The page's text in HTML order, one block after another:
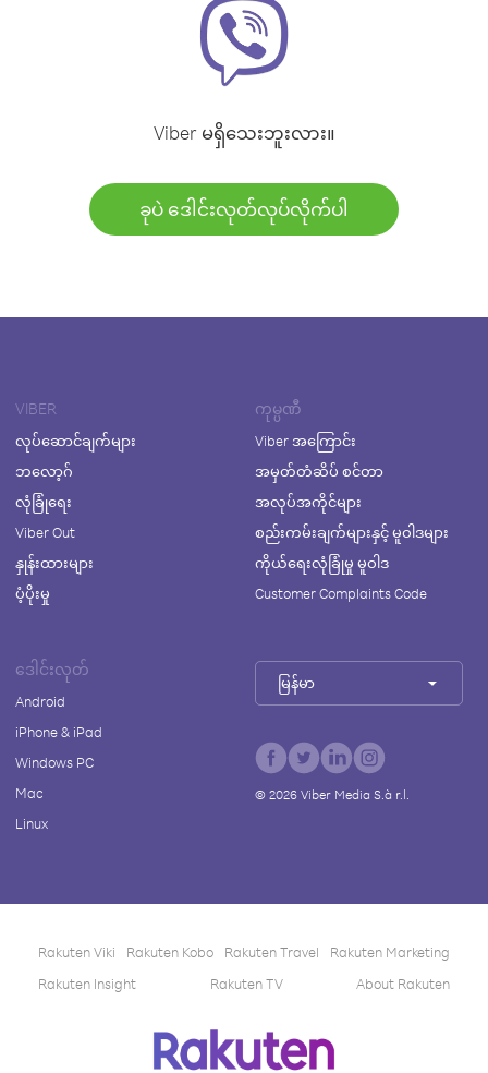
Viber မရှိသေးဘူးလား။
ခုပဲ ဒေါင်းလုတ်လုပ်လိုက်ပါ
VIBER
လုပ်ဆောင်ချက်များ
ဘလော့ဂ်
လုံခြုံရေး
Viber Out
နှုန်းထားများ
ပံ့ပိုးမှု
ကုမ္ပဏီ
Viber အကြောင်း
အမှတ်တံဆိပ် စင်တာ
အလုပ်အကိုင်များ
စည်းကမ်းချက်များနှင့် မူဝါဒများ
ကိုယ်ရေးလုံခြုံမှု မူဝါဒ
Customer Complaints Code
ဒေါင်းလုတ်
Android
iPhone & iPad
Windows PC
Mac
Linux
မြန်မာ
© 2026Viber Media S.à r.l.
Rakuten Viki Rakuten Kobo Rakuten Travel
Rakuten Marketing
Rakuten Insight
Rakuten TV About Rakuten